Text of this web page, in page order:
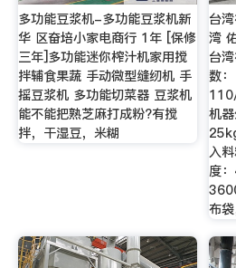
多功能豆浆机-多功能豆浆机新
华 区奋培小家电商行 1年 [保修
三年]多功能迷你榨汁机家用搅
拌辅食果蔬 手动微型缝纫机 手
摇豆浆机 多功能切菜器 豆浆机
能不能把熟芝麻打成粉?有搅
拌，干湿豆，米糊
台
湾
台
数
机
入
度
布袋